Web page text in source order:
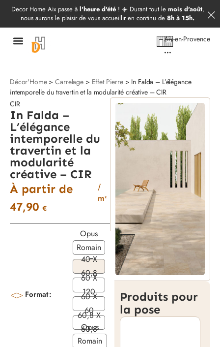
Decor Home Aix passe à l'heure d'été ! ☀️ Durant tout le mois d'août,
nous aurons le plaisir de vous accueillir en continu de 8h à 15h.
Aix-en-Provence
...
Décor'Home>Carrelage> Effet Pierre> In Falda – L’élégance
intemporelle du travertin et la modularité créative – CIR
Produits pour
la pose
CIR
In Falda –
L’élégance
intemporelle du
travertin et la
modularité
créative – CIR
À partir de
47,90 €
/
m²
Format
Opus
Romain
(4F)
40 X
60,8
60 X
120
60 X
60
60,8 X
60,8
Opus
Romain